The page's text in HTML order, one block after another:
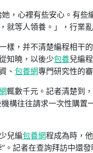
，心裡有些安心。有些
就等人領養。」，行業
樣，并不清楚編程相干
知曉，以後少包養兒編
、 包養網專門研究性的
輒數千元。記者清楚到
構往往請求一次性購
兒編包養網程成為時，他
。記者在查詢拜訪中還